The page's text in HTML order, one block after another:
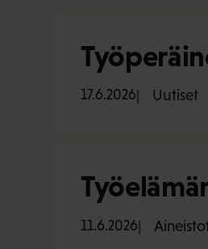
17.6.2026 Uutiset
11.6.2026